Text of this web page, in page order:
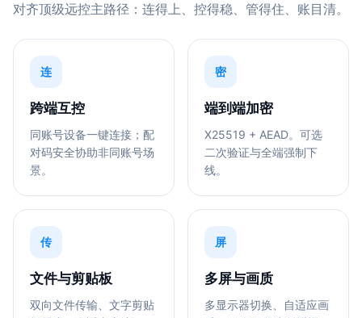
对齐顶级远控主路径：连得上、控得稳、管得住、账目清。
连
跨端互控
同账号设备一键连接；配
对码安全协助非同账号场
景。
密
端到端加密
X25519 + AEAD。可选
二次验证与全端强制下
线。
传
文件与剪贴板
双向文件传输、文字剪贴
屏
多屏与画质
多显示器切换、自适应画